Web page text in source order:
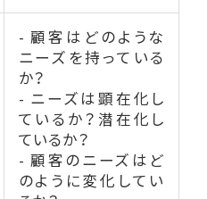
- 顧客はどのような
ニーズを持っている
か？
- ニーズは顕在化し
ているか？潜在化し
ているか？
- 顧客のニーズはど
のように変化してい